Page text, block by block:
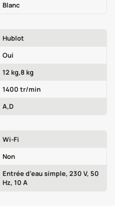
Blanc
Hublot
Oui
12 kg,8 kg
1400 tr/min
A,D
Wi-Fi
Non
Entrée d’eau simple, 230 V, 50
Hz, 10 A